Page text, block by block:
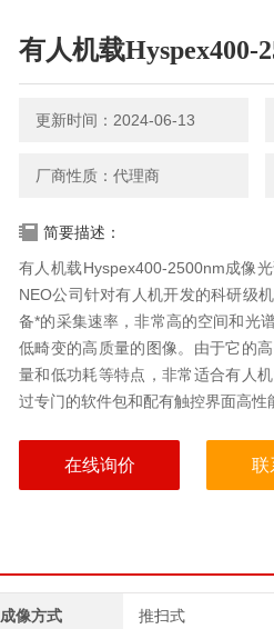
有人机载Hyspex400-
更新时间：2024-06-13
厂商性质：代理商
简要描述：
有人机载Hyspex400-2500nm成像
NEO公司针对有人机开发的科研级
备*的采集速率，非常高的空间和光
低畸变的高质量的图像。由于它的
量和低功耗等特点，非常适合有人
过专门的软件包和配有触控界面高性
在线询价 联
成像方式 推扫式